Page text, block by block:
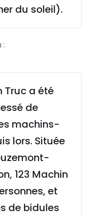
du soleil).
:
Truc a été
de
machins-
lors. Située
123 Machin
et
de bidules